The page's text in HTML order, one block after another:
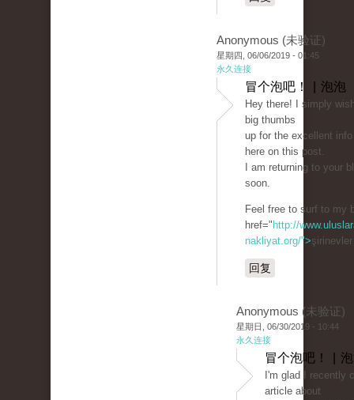
Anonymous (未验证)
星期四, 06/06/2019 - 01:45
永久连接
冒个泡吧！ | 泡泡
Hey there! I simply
big thumbs
up for the excellent
here on this post.
I am returning to your
soon.
Feel free to surf to my
href=" http://
nakliyat.org/">
回复
Anonymous (未验证)
星期日, 06/30/2019 - 10:44
永久连接
冒个泡吧！ |
I'm glad I recently
article about